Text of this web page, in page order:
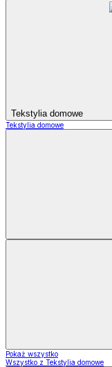
Tekstylia domowe
Tekstylia domowe
Pokaż wszystko
Wszystko z Tekstylia domowe